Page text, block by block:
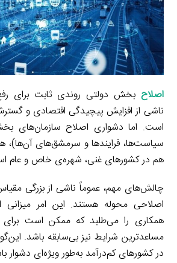
اصلاح بخش دولتی روندی ثابت برای
ناشی از افزایش پیچیدگی اقتصادی و
است. اما دشواری اصلاح سازمان‌های
سیاست‌ها، فرایندها و سرمشق‌های آن‌ها)،
هم در کشورهای غنی، شهره‌ی خاص و عام
چالش‌های مهم، عموماً ناشی از بزرگی
اصلاحی محوله هستند. این امر میزانی
همکاری را می‌طلبد که ممکن است برای
مساعدترین شرایط نیز بی‌سابقه باشد.
در کشورهای کم‌درآمد به‌طور ویژه‌ای دشوار